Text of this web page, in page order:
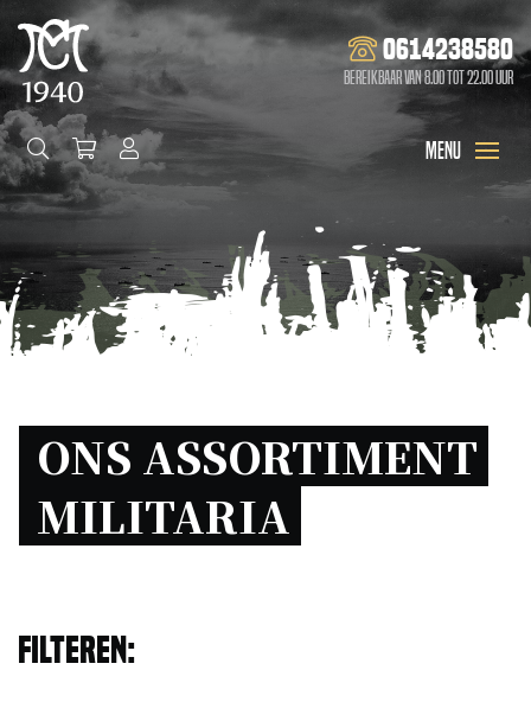
0614238580
Bereikbaar van 8.00 tot 22.00 uur
ONS ASSORTIMENT
MILITARIA
Filteren: